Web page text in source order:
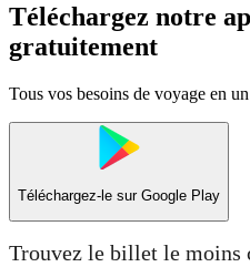
Téléchargez notre
gratuitement
Tous vos besoins de voyage en
Téléchargez-le sur Google Play
Trouvez le billet le moins